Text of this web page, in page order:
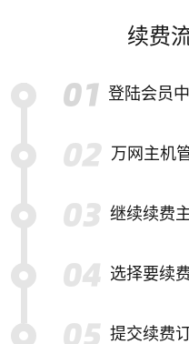
续费
登陆会员
万网主机
继续续费
选择要续
提交续费